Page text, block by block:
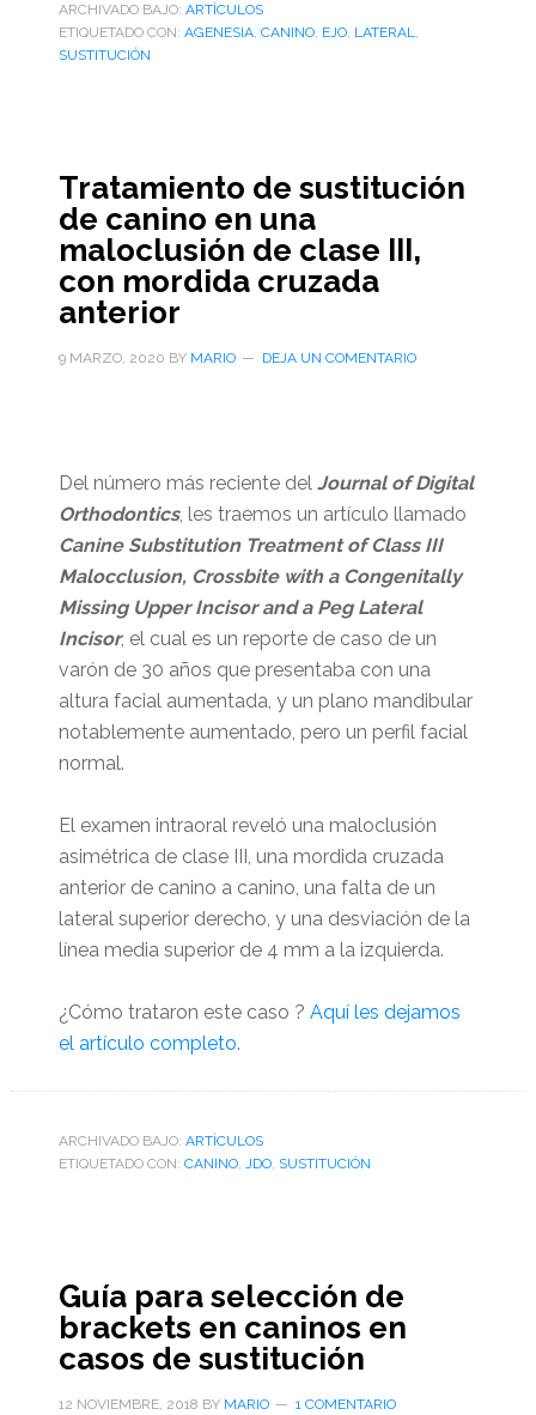
ARCHIVADO BAJO: ARTÌCULOS
ETIQUETADO CON: AGENESIA, CANINO, EJO, LATERAL,
SUSTITUCIÓN
Tratamiento de sustitución
de canino en una
maloclusión de clase III,
con mordida cruzada
anterior
9 MARZO, 2020 BY MARIO DEJA UN COMENTARIO
Del número más reciente del Journal of Digital
Orthodontics, les traemos un artículo llamado
Canine Substitution Treatment of Class III
Malocclusion, Crossbite with a Congenitally
Missing Upper Incisor and a Peg Lateral
Incisor, el cual es un reporte de caso de un
varón de 30 años que presentaba con una
altura facial aumentada, y un plano mandibular
notablemente aumentado, pero un perfil facial
normal.
El examen intraoral reveló una maloclusión
asimétrica de clase III, una mordida cruzada
anterior de canino a canino, una falta de un
lateral superior derecho, y una desviación de la
línea media superior de 4 mm a la izquierda.
¿Cómo trataron este caso ? Aquí les dejamos
el artículo completo.
ARCHIVADO BAJO: ARTÌCULOS
ETIQUETADO CON: CANINO, JDO, SUSTITUCIÓN
Guía para selección de
brackets en caninos en
casos de sustitución
12 NOVIEMBRE, 2018 BY MARIO 1 COMENTARIO